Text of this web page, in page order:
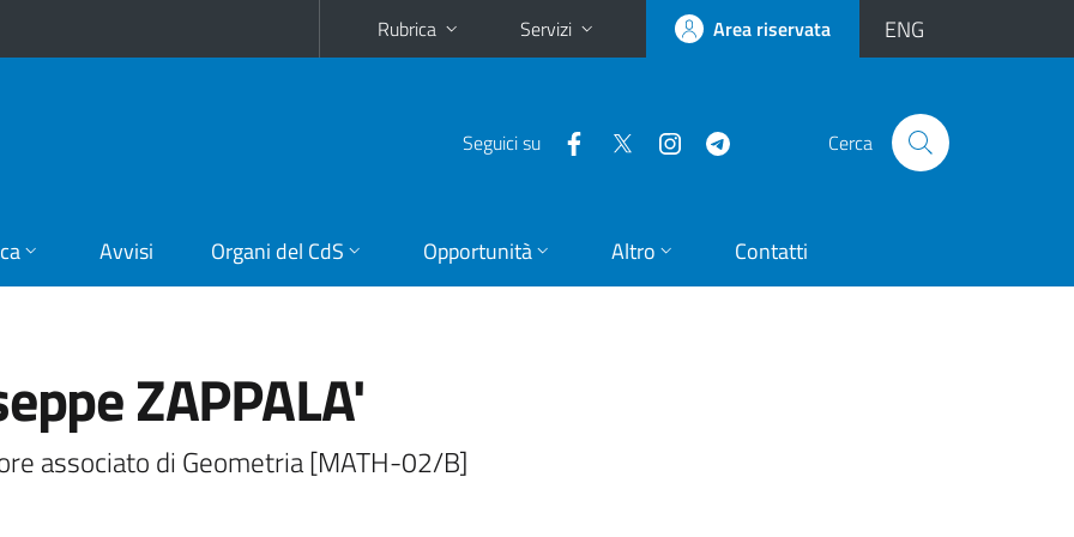
Rubrica Servizi Area riservata ENG
Seguici su Cerca
Avvisi Organi del CdS Opportunità Altro Contatti
ZAPPALA'
associato di Geometria [MATH-02/B]